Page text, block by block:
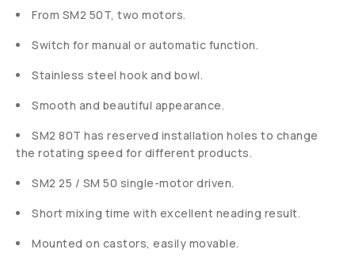
From SM2 50T, two motors.
Switch for manual or automatic function.
Stainless steel hook and bowl.
Smooth and beautiful appearance.
SM2 80T has reserved installation holes to change
the rotating speed for different products.
SM2 25 / SM 50 single-motor driven.
Short mixing time with excellent neading result.
Mounted on castors, easily movable.